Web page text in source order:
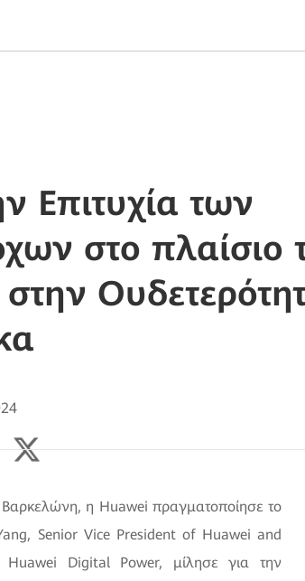
Επιτυχία των
στο πλαίσιο
η Huawei πραγματοποίησε το
Senior Vice President of Huawei and
Digital Power, μίλησε για την